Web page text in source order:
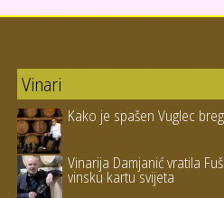
Vinari
Kako je spašen Vuglec breg
Vinarija Damjanić vratila
vinsku kartu svijeta